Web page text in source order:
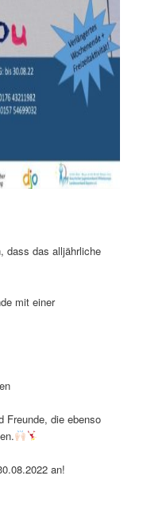
dass das alljährliche
mit einer
Freunde, die ebenso
an!